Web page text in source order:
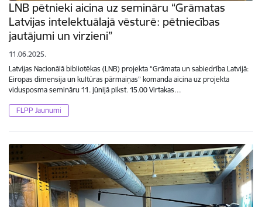
LNB pētnieki aicina uz semināru “Grāmatas
Latvijas intelektuālajā vēsturē: pētniecības
jautājumi un virzieni”
11.06.2025.
Latvijas Nacionālā bibliotēkas (LNB) projekta “Grāmata un sabiedrība Latvijā:
Eiropas dimensija un kultūras pārmaiņas” komanda aicina uz projekta
vidusposma semināru 11. jūnijā plkst. 15.00 Virtakas…
FLPP Jaunumi